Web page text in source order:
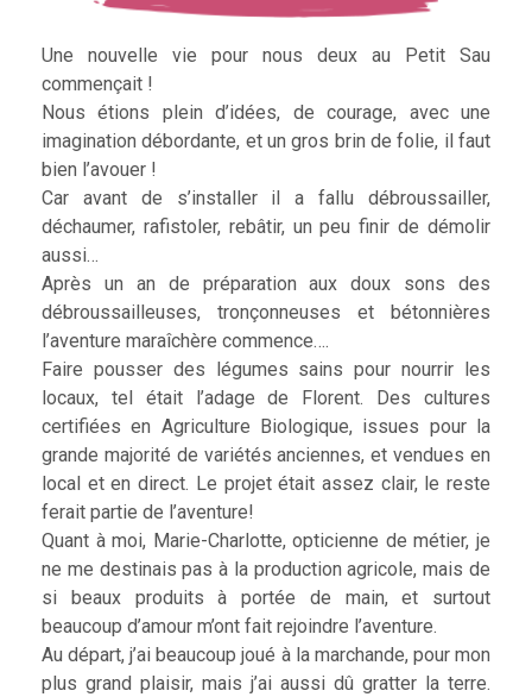
Une nouvelle vie pour nous deux au Petit Sau
commençait !
Nous étions plein d’idées, de courage, avec une
imagination débordante, et un gros brin de folie, il faut
bien l’avouer !
Car avant de s’installer il a fallu débroussailler,
déchaumer, rafistoler, rebâtir, un peu finir de démolir
aussi…
Après un an de préparation aux doux sons des
débroussailleuses, tronçonneuses et bétonnières
l’aventure maraîchère commence….
Faire pousser des légumes sains pour nourrir les
locaux, tel était l’adage de Florent. Des cultures
certifiées en Agriculture Biologique, issues pour la
grande majorité de variétés anciennes, et vendues en
local et en direct. Le projet était assez clair, le reste
ferait partie de l’aventure!
Quant à moi, Marie-Charlotte, opticienne de métier, je
ne me destinais pas à la production agricole, mais de
si beaux produits à portée de main, et surtout
beaucoup d’amour m’ont fait rejoindre l’aventure.
Au départ, j’ai beaucoup joué à la marchande, pour mon
plus grand plaisir, mais j’ai aussi dû gratter la terre.